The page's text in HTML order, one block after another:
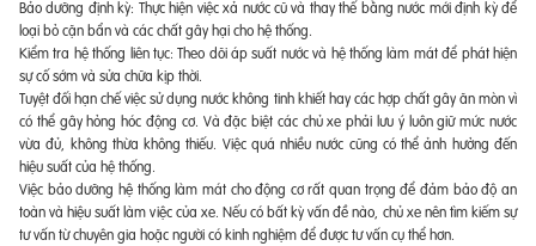
Bảo dưỡng định kỳ: Thực hiện việc xả nước cũ và thay thế bằng nước mới định kỳ để
loại bỏ cặn bẩn và các chất gây hại cho hệ thống.
Kiểm tra hệ thống liên tục: Theo dõi áp suất nước và hệ thống làm mát để phát hiện
sự cố sớm và sửa chữa kịp thời.
Tuyệt đối hạn chế việc sử dụng nước không tinh khiết hay các hợp chất gây ăn mòn vì
có thể gây hỏng hóc động cơ. Và đặc biệt các chủ xe phải lưu ý luôn giữ mức nước
vừa đủ, không thừa không thiếu. Việc quá nhiều nước cũng có thể ảnh hưởng đến
hiệu suất của hệ thống.
Việc bảo dưỡng hệ thống làm mát cho động cơ rất quan trọng để đảm bảo độ an
toàn và hiệu suất làm việc của xe. Nếu có bất kỳ vấn đề nào, chủ xe nên tìm kiếm sự
tư vấn từ chuyên gia hoặc người có kinh nghiệm để được tư vấn cụ thể hơn.